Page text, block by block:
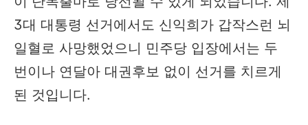
3대 대통령 선거에서도 신익희가 갑작스런 뇌
일혈로 사망했었으니 민주당 입장에서는 두
번이나 연달아 대권후보 없이 선거를 치르게
된 것입니다.